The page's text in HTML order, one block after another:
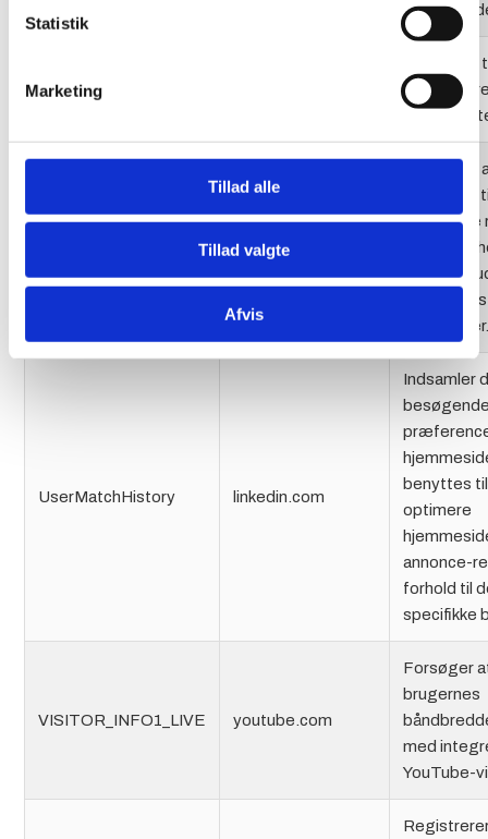
Statistik
Marketing
Tillad alle
Tillad valgte
Afvis
test_cookie
Anvendes
om
facebook.com
Anvendes
Facebook
forskellige
tjenester,
realtids-
UserMatchHistory linkedin.com
Indsamler
benyttes
optimere
annonce-
forhold til
specifikke
VISITOR_INFO1_LIVE youtube.com
Forsøger
brugernes
med
YouTube-